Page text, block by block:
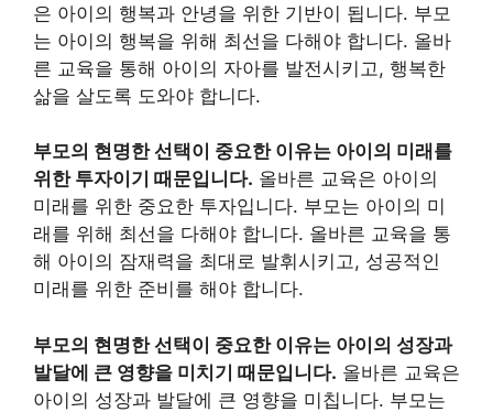
은 아이의 행복과 안녕을 위한 기반이 됩니다. 부모
는 아이의 행복을 위해 최선을 다해야 합니다. 올바
른 교육을 통해 아이의 자아를 발전시키고, 행복한
삶을 살도록 도와야 합니다.
부모의 현명한 선택이 중요한 이유는 아이의 미래를
위한 투자이기 때문입니다. 올바른 교육은 아이의
미래를 위한 중요한 투자입니다. 부모는 아이의 미
래를 위해 최선을 다해야 합니다. 올바른 교육을 통
해 아이의 잠재력을 최대로 발휘시키고, 성공적인
미래를 위한 준비를 해야 합니다.
부모의 현명한 선택이 중요한 이유는 아이의 성장과
발달에 큰 영향을 미치기 때문입니다. 올바른 교육은
아이의 성장과 발달에 큰 영향을 미칩니다. 부모는